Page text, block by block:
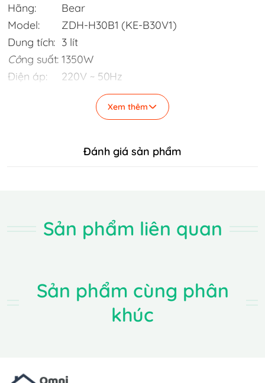
Hãng:
Bear
Model:
ZDH-H30B1 (KE-B30V1)
Dung tích: 3 lít
Công suất: 1350W
Điện áp:
220V ~ 50Hz
Inox 304, ABS, Hợp kim nhôm
Hồng nhạt
nhiệt độ khác nhau giúp giữ ấm nước vô cùng tiện
Xem thêm
Đánh giá sản phẩm
Sản phẩm liên quan
Sản phẩm cùng phân
khúc